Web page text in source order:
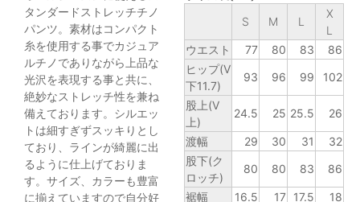
タンダードストレッチチノ
パンツ。素材はコンパクト
糸を使用する事でカジュア
ルチノでありながら上品な
光沢を表現する事と共に、
絶妙なストレッチ性を兼ね
備えております。シルエッ
トは細すぎずスッキりとし
ており、ラインが綺麗に出
るように仕上げておりま
す。サイズ、カラーも豊富
に揃えていますので自分好
S
M L
X
L
ウエスト
77 80 83
86
ヒップ(V
下11.7)
93 96 99 102
股上(V
上)
24.5 25 25.5 26
渡幅 29 30 31
32
股下(ク
ロッチ)
80 80 83 86
裾幅 16.5 17 17.5 18